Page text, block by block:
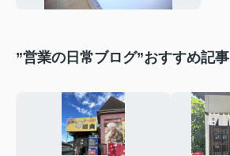
”営業の日常ブログ”おすすめ記事